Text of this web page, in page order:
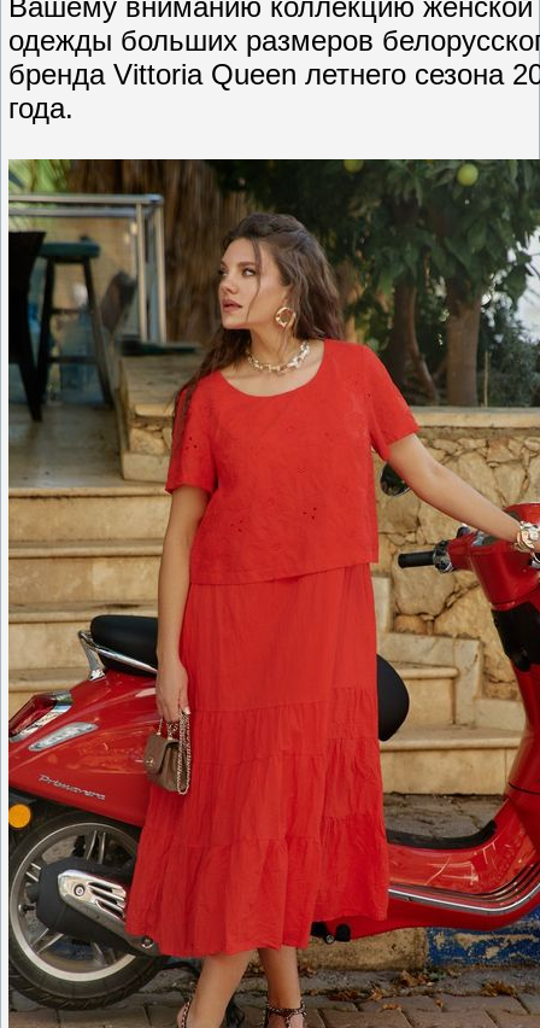
Вашему вниманию коллекцию женской
одежды больших размеров
бренда Vittoria Queen летнего сезона
года.